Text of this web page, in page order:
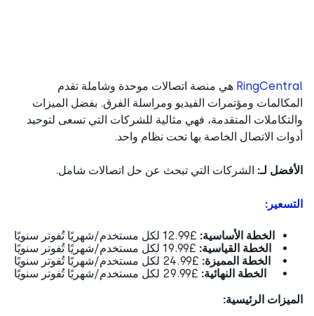
هي منصة اتصالات موحدة وشاملة تقدم
ومؤتمرات الفيديو ومراسلة الفرق. بفضل الميزات
المتقدمة، فهي مثالية للشركات التي تسعى لتوحيد
الاتصال الخاصة بها تحت نظام واحد.
لـ:الشركات التي تبحث عن حل اتصالات شامل.
الخطة الأساسية:£12.99 لكل مستخدم/شهريًا تُفوتر سنويًا
الخطة القياسية:£19.99 لكل مستخدم/شهريًا تُفوتر سنويًا
الخطة المميزة:£24.99 لكل مستخدم/شهريًا تُفوتر سنويًا
الخطة النهائية:£29.99 لكل مستخدم/شهريًا تُفوتر سنويًا
الرئيسية: